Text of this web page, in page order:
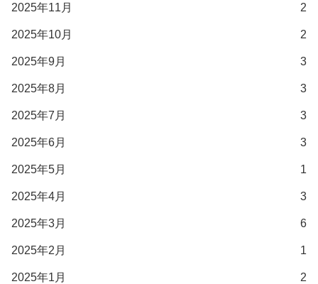
2025年11月 2
2025年10月 2
2025年9月 3
2025年8月 3
2025年7月 3
2025年6月 3
2025年5月 1
2025年4月 3
2025年3月 6
2025年2月 1
2025年1月 2